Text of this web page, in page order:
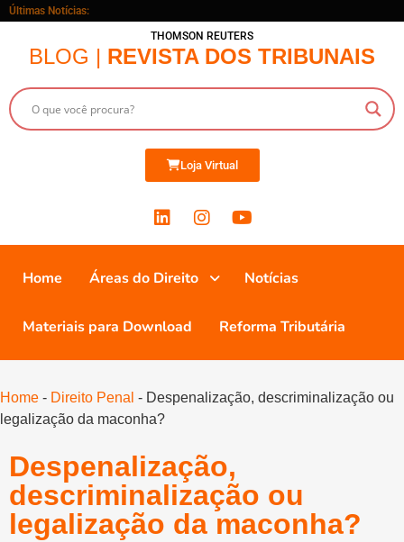
Últimas Notícias:
THOMSON REUTERS
BLOG | REVISTA DOS TRIBUNAIS
Loja Virtual
Home Áreas do Direito Notícias
Materiais para Download Reforma Tributária
Home - Direito Penal - Despenalização, descriminalização ou
legalização da maconha?
Despenalização,
descriminalização ou
legalização da maconha?